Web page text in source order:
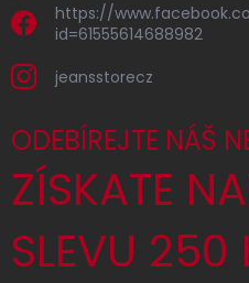
https://
id=61555614688982
jeansstorecz
ODEBÍREJTE NÁŠ
ZÍSKATE
SLEVU 250